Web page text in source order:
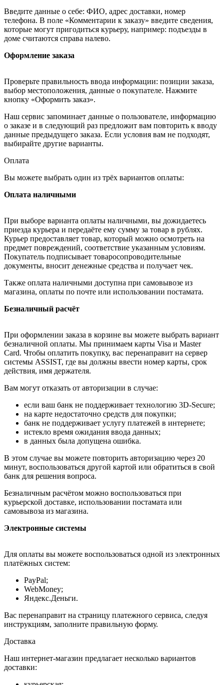
Введите данные о себе: ФИО, адрес доставки, номер
телефона. В поле «Комментарии к заказу» введите сведения,
которые могут пригодиться курьеру, например: подъезды в
доме считаются справа налево.
Оформление заказа
Проверьте правильность ввода информации: позиции заказа,
выбор местоположения, данные о покупателе. Нажмите
кнопку «Оформить заказ».
Наш сервис запоминает данные о пользователе, информацию
о заказе и в следующий раз предложит вам повторить к вводу
данные предыдущего заказа. Если условия вам не подходят,
выбирайте другие варианты.
Оплата
Вы можете выбрать один из трёх вариантов оплаты:
Оплата наличными
При выборе варианта оплаты наличными, вы дожидаетесь
приезда курьера и передаёте ему сумму за товар в рублях.
Курьер предоставляет товар, который можно осмотреть на
предмет повреждений, соответствие указанным условиям.
Покупатель подписывает товаросопроводительные
документы, вносит денежные средства и получает чек.
Также оплата наличными доступна при самовывозе из
магазина, оплаты по почте или использовании постамата.
Безналичный расчёт
При оформлении заказа в корзине вы можете выбрать вариант
безналичной оплаты. Мы принимаем карты Visa и Master
Card. Чтобы оплатить покупку, вас перенаправит на сервер
системы ASSIST, где вы должны ввести номер карты, срок
действия, имя держателя.
Вам могут отказать от авторизации в случае:
если ваш банк не поддерживает технологию 3D-Secure;
на карте недостаточно средств для покупки;
банк не поддерживает услугу платежей в интернете;
истекло время ожидания ввода данных;
в данных была допущена ошибка.
В этом случае вы можете повторить авторизацию через 20
минут, воспользоваться другой картой или обратиться в свой
банк для решения вопроса.
Безналичным расчётом можно воспользоваться при
курьерской доставке, использовании постамата или
самовывоза из магазина.
Электронные системы
Для оплаты вы можете воспользоваться одной из электронных
платёжных систем:
PayPal;
WebMoney;
Яндекс.Деньги.
Вас перенаправит на страницу платежного сервиса, следуя
инструкциям, заполните правильную форму.
Доставка
Наш интернет-магазин предлагает несколько вариантов
доставки: